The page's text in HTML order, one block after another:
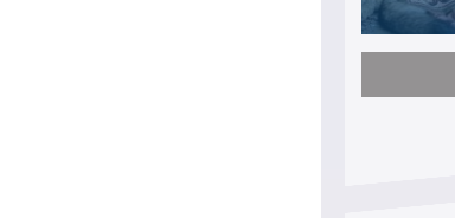
öffentlichem Aufschrei: Hartz-IV-Bettler darf